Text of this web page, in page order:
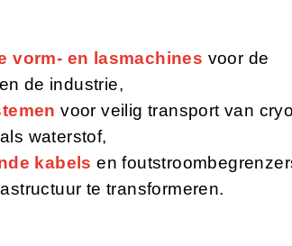
vorm- en lasmachines voor de
de industrie,
voor veilig transport van
waterstof,
kabels en
te transformeren.